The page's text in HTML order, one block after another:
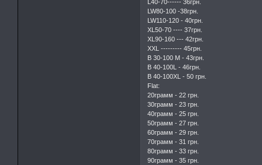
L40-70------ 36грн.
LW80-100 -38грн.
LW110-120 - 40грн.
XL50-70 ---- 37грн.
XL90-160 --- 42грн.
XXL --------- 45грн.
В 30-100 М - 43грн.
В 40-100L - 46грн.
B 40-100XL - 50 грн.
Flat:
20грамм - 22 грн.
30грамм - 23 грн.
40грамм - 25 грн.
50грамм - 27 грн.
60грамм - 29 грн.
70грамм - 31 грн.
80грамм - 33 грн.
90грамм - 35 грн.